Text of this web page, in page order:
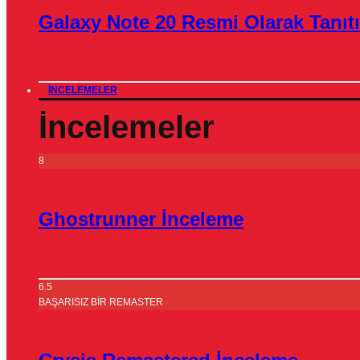
Galaxy Note 20 Resmi Olarak
İNCELEMELER
İncelemeler
8
Ghostrunner İnceleme
6.5
BAŞARISIZ BİR REMASTER